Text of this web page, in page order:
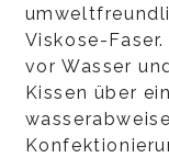
Viskose-
vor Wasser
Kissen über